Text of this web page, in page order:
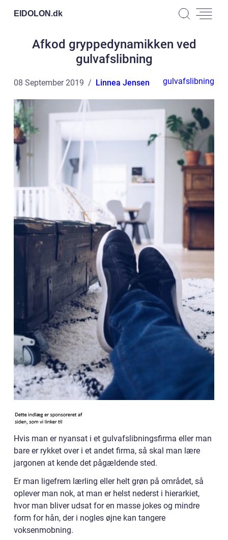
EIDOLON.dk
Afkod gryppedynamikken ved
gulvafslibning
08 September 2019 Linnea Jensen gulvafslibning
Hvis man er nyansat i et gulvafslibningsfirma eller man
bare er rykket over i et andet firma, så skal man lære
jargonen at kende det pågældende sted.
Er man ligefrem lærling eller helt grøn på området, så
oplever man nok, at man er helst nederst i hierarkiet,
hvor man bliver udsat for en masse jokes og mindre
form for hån, der i nogles øjne kan tangere
voksenmobning.